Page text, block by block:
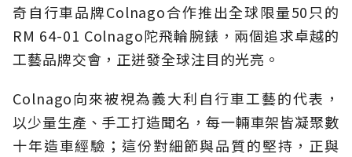
奇自行車品牌Colnago合作推出全球限量50只的
RM 64-01 Colnago陀飛輪腕錶，兩個追求卓越的
工藝品牌交會，正迸發全球注目的光亮。
Colnago向來被視為義大利自行車工藝的代表，
以少量生產、手工打造聞名，每一輛車架皆凝聚數
十年造車經驗；這份對細節與品質的堅持，正與